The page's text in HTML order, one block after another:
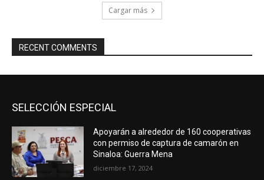
Cargar más
RECENT COMMENTS
SELECCIÓN ESPECIAL
Apoyarán a alrededor de 160 cooperativas
con permiso de captura de camarón en
Sinaloa: Guerra Mena
diciembre 17, 2024